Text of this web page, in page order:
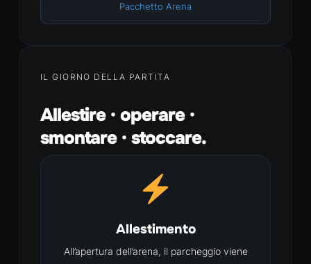
Pacchetto Arena
IL GIORNO DELLA PARTITA
Allestire · operare ·
smontare · stoccare.
Allestimento
All’apertura dell’arena, il parcheggio viene